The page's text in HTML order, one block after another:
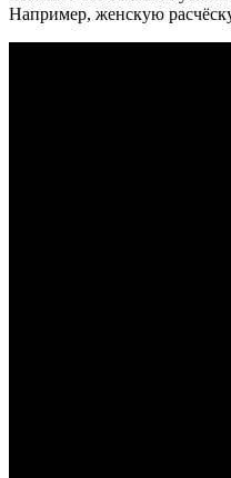
Например, женскую